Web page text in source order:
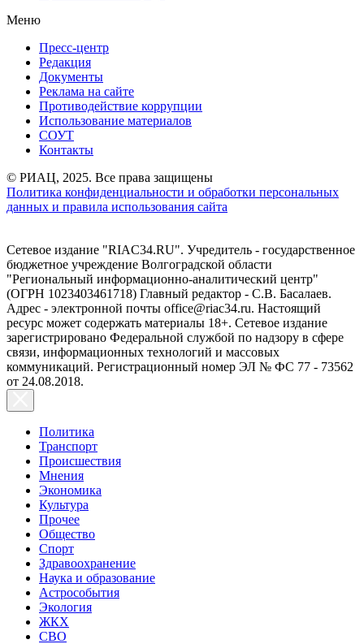
Меню
Пресс-центр
Редакция
Документы
Реклама на сайте
Противодействие коррупции
Использование материалов
СОУТ
Контакты
© РИАЦ, 2025. Все права защищены
Политика конфиденциальности и обработки персональных
данных и правила использования сайта
Сетевое издание "RIAC34.RU". Учредитель - государственное
бюджетное учреждение Волгоградской области
"Региональный информационно-аналитический центр"
(ОГРН 1023403461718) Главный редактор - С.В. Басалаев.
Адрес - электронной почты office@riac34.ru. Настоящий
ресурс может содержать материалы 18+. Сетевое издание
зарегистрировано Федеральной службой по надзору в сфере
связи, информационных технологий и массовых
коммуникаций. Регистрационный номер ЭЛ № ФС 77 - 73562
от 24.08.2018.
Политика
Транспорт
Происшествия
Мнения
Экономика
Культура
Прочее
Общество
Спорт
Здравоохранение
Наука и образование
Астрособытия
Экология
ЖКХ
СВО